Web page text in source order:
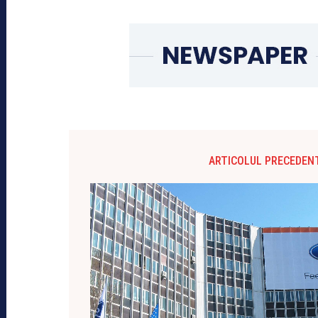
ARTICOLUL